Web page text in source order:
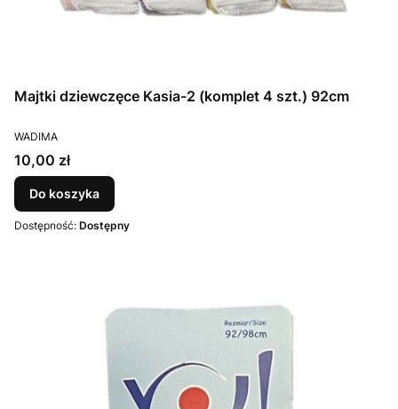
Majtki dziewczęce Kasia-2 (komplet 4 szt.) 92cm
PRODUCENT
WADIMA
Cena
10,00 zł
Do koszyka
Dostępność: Dostępny